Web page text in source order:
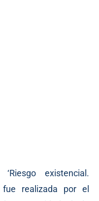
existencial.
fue realizada por el